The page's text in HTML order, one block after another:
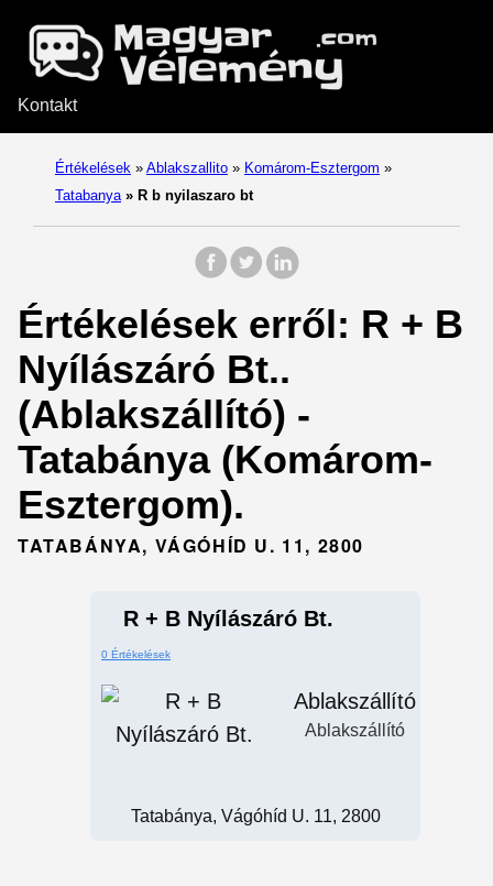
Kontakt
Értékelések » Ablakszallito » Komárom-Esztergom »
Tatabanya » R b nyilaszaro bt
Értékelések erről: R + B
Nyílászáró Bt..
(Ablakszállító) -
Tatabánya (Komárom-
Esztergom).
TATABÁNYA, VÁGÓHÍD U. 11, 2800
R + B Nyílászáró Bt.
0 Értékelések
Ablakszállító
Ablakszállító
Tatabánya, Vágóhíd U. 11, 2800